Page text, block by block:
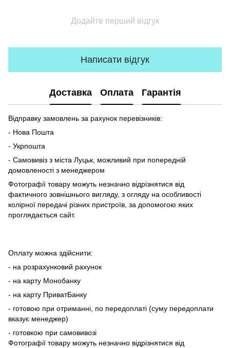
Додайте перший відгук
Написати відгук
Доставка Оплата Гарантія
Відправку замовлень за рахунок перевізників:
- Нова Пошта
- Укрпошта
- Самовивіз з міста Луцьк, можливий при попередній
домовленості з менеджером
Фотографії товару можуть незначно відрізнятися від
фактичного зовнішнього вигляду, з огляду на особливості
колірної передачі різних пристроїв, за допомогою яких
проглядається сайт.
Оплату можна здійснити:
- на розрахунковий рахунок
- на карту Монобанку
- на карту ПриватБанку
- готовою при отриманні, по передоплаті (суму передоплати
вказує менеджер)
- готовкою при самовивозі
Фотографії товару можуть незначно відрізнятися від